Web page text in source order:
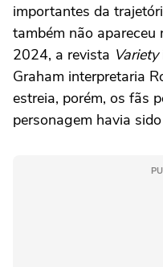
importantes da
também não apareceu
2024, a revista Variety
Graham interpretaria
estreia, porém, os fãs
personagem havia